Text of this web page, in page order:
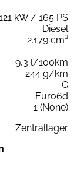
kW / 165 PS
Diesel
2.179 cm³
9,3 l/100km
244 g/km
G
Euro6d
1 (None)
Zentrallager